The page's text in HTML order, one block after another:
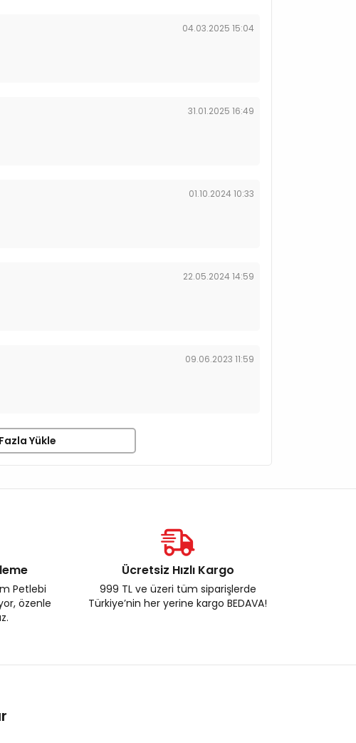
04.03.2025 15:04
31.01.2025 16:49
01.10.2024 10:33
22.05.2024 14:59
09.06.2023 11:59
Yükle
Petlebi
özenle
Ücretsiz Hızlı Kargo
999 TL ve üzeri tüm siparişlerde
Türkiye’nin her yerine kargo BEDAVA!